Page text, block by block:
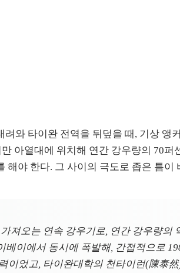
와 타이완 전역을 뒤덮을 때, 기상 앵
아열대에 위치해 연간 강우량의 70퍼
야 한다. 그 사이의 극도로 좁은 틈이
져오는 연속 강우기로, 연간 강우량의
이에서 동시에 폭발해, 간접적으로
었고, 타이완대학의 천타이런(陳泰